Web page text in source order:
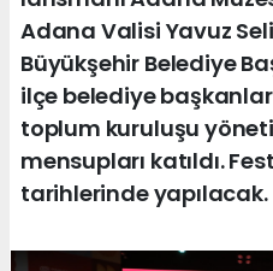
Adana Valisi Yavuz
Büyükşehir Belediye
ilçe belediye
toplum kuruluşu
mensupları katıldı.
tarihlerinde yapılacak.